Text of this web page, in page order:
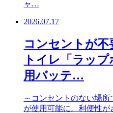
ャ…
2026.07.17
コンセントが
トイレ「ラッ
用バッテ…
～コンセントのない場所
が使用可能に。利便性